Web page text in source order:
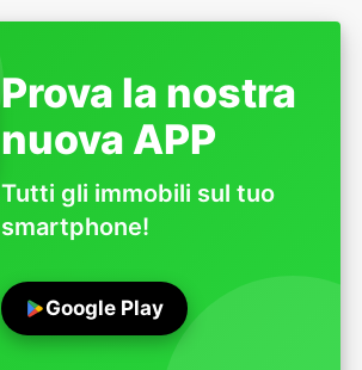
Prova la nostra
nuova APP
Tutti gli immobili sul tuo
smartphone!
Google Play